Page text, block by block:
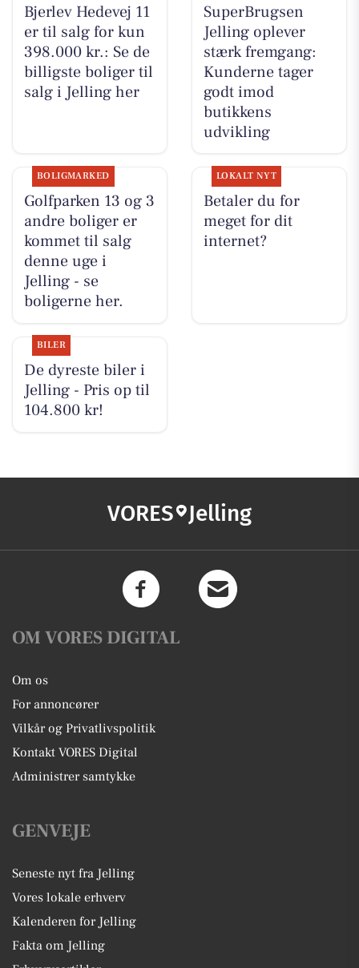
Bjerlev Hedevej 11
er til salg for kun
398.000 kr.: Se de
billigste boliger til
salg i Jelling her
SuperBrugsen
Jelling oplever
stærk fremgang:
Kunderne tager
godt imod
butikkens
udvikling
BOLIGMARKED
Golfparken 13 og 3
andre boliger er
kommet til salg
denne uge i
Jelling - se
boligerne her.
LOKALT NYT
Betaler du for
meget for dit
internet?
BILER
De dyreste biler i
Jelling - Pris op til
104.800 kr!
VORES Jelling
OM VORES DIGITAL
Om os
For annoncører
Vilkår og Privatlivspolitik
Kontakt VORES Digital
Administrer samtykke
GENVEJE
Seneste nyt fra Jelling
Vores lokale erhverv
Kalenderen for Jelling
Fakta om Jelling